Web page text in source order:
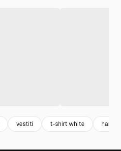
vestiti t-shirt white hanger